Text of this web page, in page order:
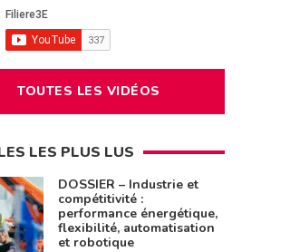
TOUTES LES VIDÉOS
LES PLUS LUS
DOSSIER – Industrie et
compétitivité :
performance énergétique,
flexibilité, automatisation
et robotique